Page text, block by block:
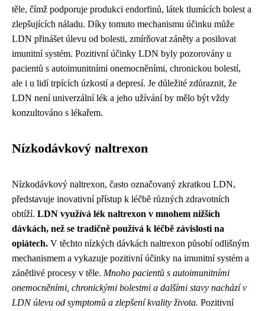
těle, čímž podporuje produkci endorfinů, látek tlumících bolest a
zlepšujících náladu. Díky tomuto mechanismu účinku může
LDN přinášet úlevu od bolesti, zmírňovat záněty a posilovat
imunitní systém. Pozitivní účinky LDN byly pozorovány u
pacientů s autoimunitními onemocněními, chronickou bolestí,
ale i u lidí trpících úzkostí a depresí. Je důležité zdůraznit, že
LDN není univerzální lék a jeho užívání by mělo být vždy
konzultováno s lékařem.
Nízkodávkový naltrexon
Nízkodávkový naltrexon, často označovaný zkratkou LDN,
představuje inovativní přístup k léčbě různých zdravotních
obtíží. LDN využívá lék naltrexon v mnohem nižších
dávkách, než se tradičně používá k léčbě závislosti na
opiátech. V těchto nízkých dávkách naltrexon působí odlišným
mechanismem a vykazuje pozitivní účinky na imunitní systém a
zánětlivé procesy v těle. Mnoho pacientů s autoimunitními
onemocněními, chronickými bolestmi a dalšími stavy nachází v
LDN úlevu od symptomů a zlepšení kvality života. Pozitivní